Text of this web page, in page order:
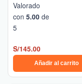
Valorado
con 5.00 de
5
S/145.00
Añadir al carrito